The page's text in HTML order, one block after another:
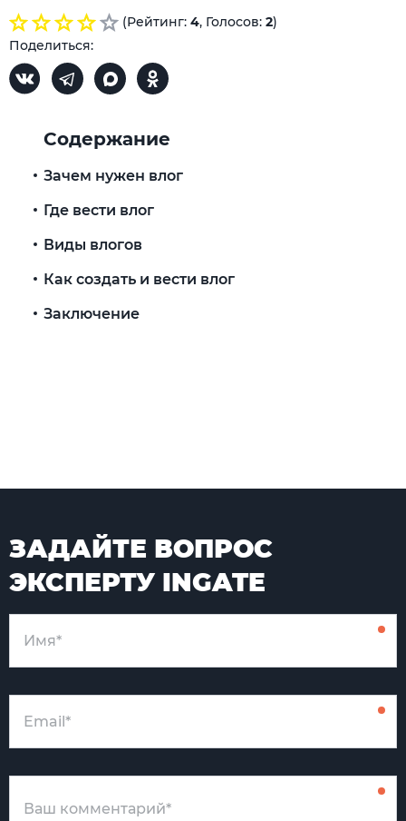
(Рейтинг: 4, Голосов: 2)
Поделиться:
Содержание
Зачем нужен влог
Где вести влог
Виды влогов
Как создать и вести влог
Заключение
ЗАДАЙТЕ ВОПРОС
ЭКСПЕРТУ INGATE